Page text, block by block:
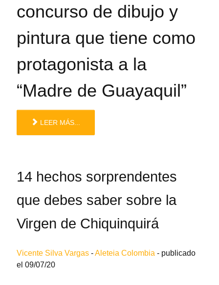
concurso de dibujo y
pintura que tiene como
protagonista a la
“Madre de Guayaquil”
LEER MÁS...
14 hechos sorprendentes
que debes saber sobre la
Virgen de Chiquinquirá
Vicente Silva Vargas -Aleteia Colombia - publicado
el 09/07/20